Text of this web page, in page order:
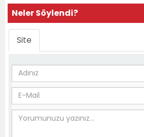
Neler Söylendi?
Site